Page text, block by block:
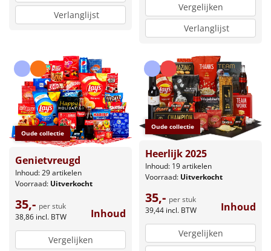
Verlanglijst
Vergelijken
Verlanglijst
Oude collectie
Genietvreugd
Inhoud: 29 artikelen
Voorraad: Uitverkocht
35,- per stuk
38,86 incl. BTW Inhoud
Vergelijken
Oude collectie
Heerlijk 2025
Inhoud: 19 artikelen
Voorraad: Uitverkocht
35,- per stuk
39,44 incl. BTW Inhoud
Vergelijken